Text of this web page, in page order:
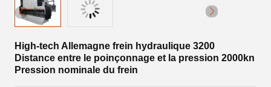
High-tech Allemagne frein hydraulique 3200
Distance entre le poinçonnage et la pression 2000kn
Pression nominale du frein